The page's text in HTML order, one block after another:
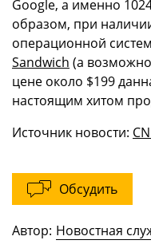
Google, а именно
образом, при
операционной
Sandwich (а
цене около $199
настоящим хитом
Источник новости:
Обсудить
Автор: Новостная